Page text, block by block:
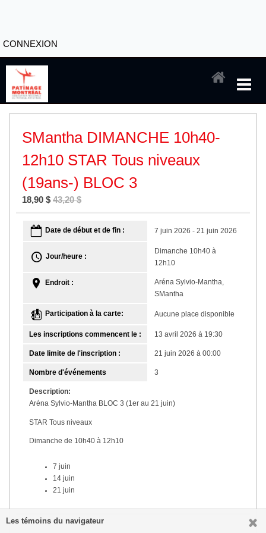
Les témoins du navigateur
CONNEXION
SMantha DIMANCHE 10h40-
12h10 STAR Tous niveaux
(19ans-) BLOC 3
18,90 $ 43,20 $
Date de début et de fin : 7 juin 2026 - 21 juin 2026
Jour/heure :
Dimanche 10h40 à
12h10
Endroit :
Aréna Sylvio-Mantha,
SMantha
Participation à la carte: Aucune place disponible
Les inscriptions commencent le : 13 avril 2026 à 19:30
Date limite de l'inscription : 21 juin 2026 à 00:00
Nombre d'événements 3
Description:
Aréna Sylvio-Mantha BLOC 3 (1er au 21 juin)
STAR Tous niveaux
Dimanche de 10h40 à 12h10
7 juin
14 juin
21 juin